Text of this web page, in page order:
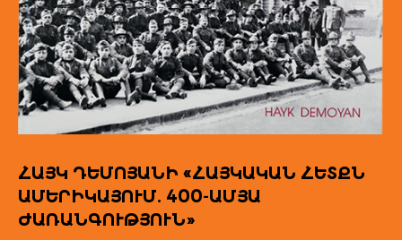
ՀԱՅԿ ԴԵՄՈՅԱՆԻ «ՀԱՅԿԱԿԱՆ ՀԵՏՔՆ
ԱՄԵՐԻԿԱՅՈՒՄ. 400-ԱՄՅԱ
ԺԱՌԱՆԳՈՒԹՅՈՒՆ»